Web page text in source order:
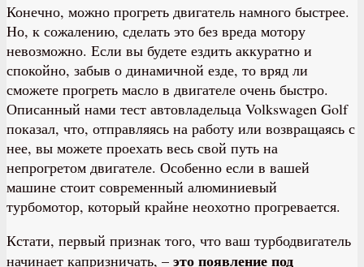
Конечно, можно прогреть двигатель намного быстрее.
Но, к сожалению, сделать это без вреда мотору
невозможно. Если вы будете ездить аккуратно и
спокойно, забыв о динамичной езде, то вряд ли
сможете прогреть масло в двигателе очень быстро.
Описанный нами тест автовладельца Volkswagen Golf
показал, что, отправляясь на работу или возвращаясь с
нее, вы можете проехать весь свой путь на
непрогретом двигателе. Особенно если в вашей
машине стоит современный алюминиевый
турбомотор, который крайне неохотно прогревается.
Кстати, первый признак того, что ваш турбодвигатель
начинает капризничать, – это появление под